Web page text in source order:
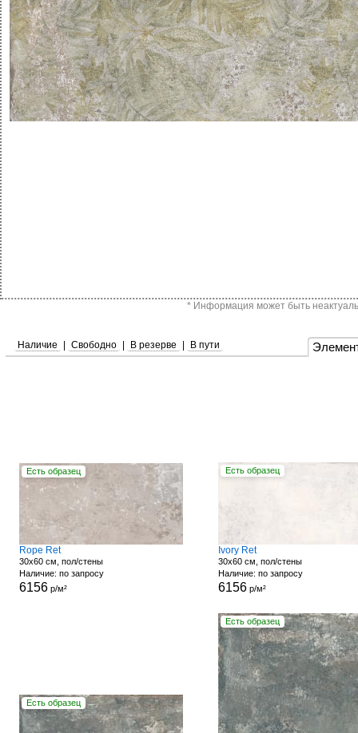
* Информация может быть
Наличие Свободно В резерве В пути
Есть образец
Rope Ret
30x60 см, пол/стены
Наличие: по запросу
6156р/м²
Есть образец
Ivory Ret
30x60 см, пол/стены
Наличие: по запросу
6156р/м²
Есть образец
Есть образец